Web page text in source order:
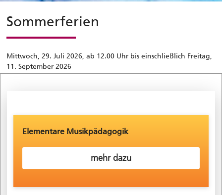
Sommerferien
Mittwoch, 29. Juli 2026, ab 12.00 Uhr bis einschließlich Freitag,
11. September 2026
Elementare Musikpädagogik
mehr dazu